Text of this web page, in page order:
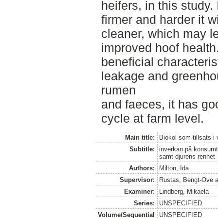
heifers, in this
firmer and harder it
cleaner, which may
improved hoof
beneficial
leakage and
rumen
and faeces, it has
cycle at farm level.
Main title:
Biokol som tillsats i
Subtitle:
inverkan på
samt djurens renhet
Authors:
Milton, Ida
Supervisor:
Rustas, Bengt-Ove
Examiner:
Lindberg, Mikaela
Series:
UNSPECIFIED
Volume/Sequential
UNSPECIFIED